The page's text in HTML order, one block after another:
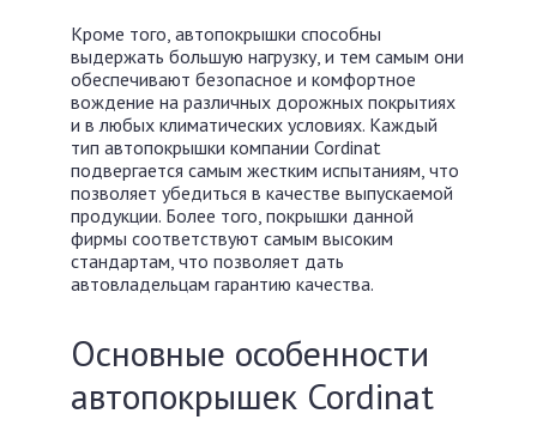
Кроме того, автопокрышки способны
выдержать большую нагрузку, и тем самым они
обеспечивают безопасное и комфортное
вождение на различных дорожных покрытиях
и в любых климатических условиях. Каждый
тип автопокрышки компании Cordinat
подвергается самым жестким испытаниям, что
позволяет убедиться в качестве выпускаемой
продукции. Более того, покрышки данной
фирмы соответствуют самым высоким
стандартам, что позволяет дать
автовладельцам гарантию качества.
Основные особенности
автопокрышек Cordinat